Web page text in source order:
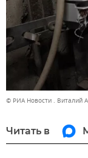
© РИА Новости . Виталий
Читать в